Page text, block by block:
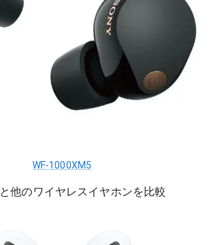
WF-1000XM5
と他のワイヤレスイヤホンを比較